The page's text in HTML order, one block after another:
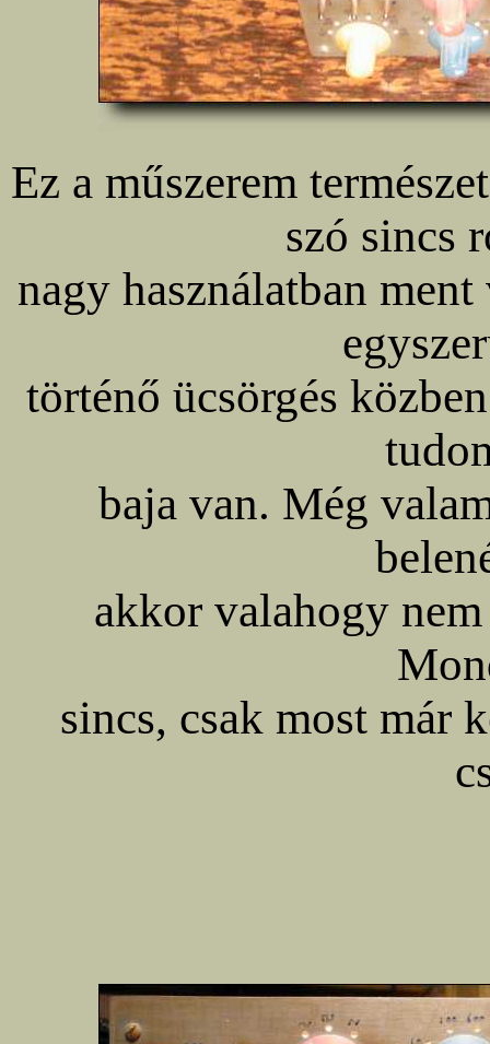
Ez a műszerem
szó sincs
nagy használatban
történő ücsörgés
baja van. Még
akkor valahogy
sincs, csak most már